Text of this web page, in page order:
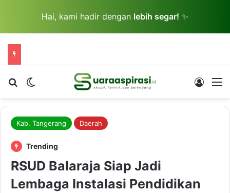
Hai, kami hadir dengan lebih segar! ✨
Cari berita...Switch skin Log In
Kab. Tangerang Daerah
Trending
RSUD Balaraja Siap Jadi
Lembaga Instalasi Pendidikan